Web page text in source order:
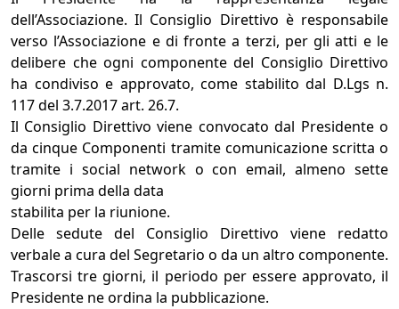
dell’Associazione. Il Consiglio Direttivo è responsabile
verso l’Associazione e di fronte a terzi, per gli atti e le
delibere che ogni componente del Consiglio Direttivo
ha condiviso e approvato, come stabilito dal D.Lgs n.
117 del 3.7.2017 art. 26.7.
Il Consiglio Direttivo viene convocato dal Presidente o
da cinque Componenti tramite comunicazione scritta o
tramite i social network o con email, almeno sette
giorni prima della data
stabilita per la riunione.
Delle sedute del Consiglio Direttivo viene redatto
verbale a cura del Segretario o da un altro componente.
Trascorsi tre giorni, il periodo per essere approvato, il
Presidente ne ordina la pubblicazione.